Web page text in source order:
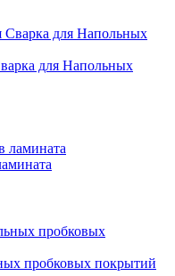
для Напольных
пробковых покрытий